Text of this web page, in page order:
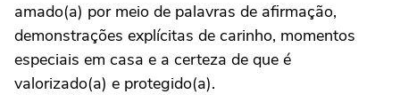
amado(a) por meio de palavras de afirmação,
demonstrações explícitas de carinho, momentos
especiais em casa e a certeza de que é
valorizado(a) e protegido(a).